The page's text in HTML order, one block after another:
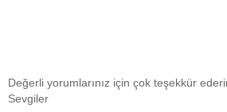
Değerli yorumlarınız için çok teşekkür
Sevgiler